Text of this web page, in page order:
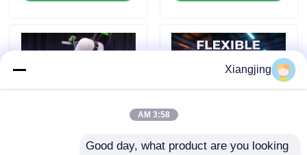
مدونة
ذراع روبوت صناعي
Xiangjing
3:58 AM
Good day, what product are you looking